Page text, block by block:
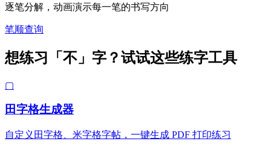
逐笔分解，动画演示每一笔的书写方向
笔顺查询
想练习「不」字？试试这些练字工具
▢
田字格生成器
自定义田字格、米字格字帖，一键生成 PDF 打印练习